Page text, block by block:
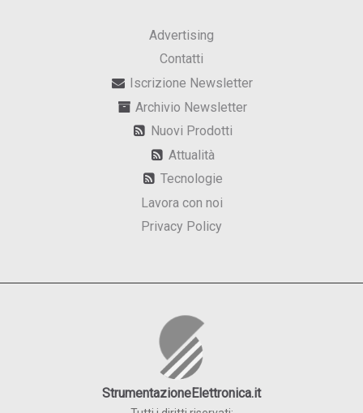
Advertising
Contatti
Iscrizione Newsletter
Archivio Newsletter
Nuovi Prodotti
Attualità
Tecnologie
Lavora con noi
Privacy Policy
StrumentazioneElettronica.it